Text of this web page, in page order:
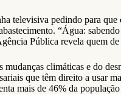
televisiva pedindo para
“Água:
Pública revela quem
climáticas e do
que têm direito a usar
mais de 46% da